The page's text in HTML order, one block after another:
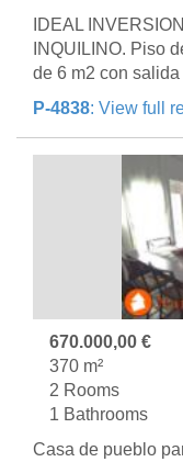
IDEAL
INQUILINO. Piso
de 6 m2 con
P-4838: View full
670.000,00 €
370 m²
2 Rooms
1 Bathrooms
Casa de pueblo